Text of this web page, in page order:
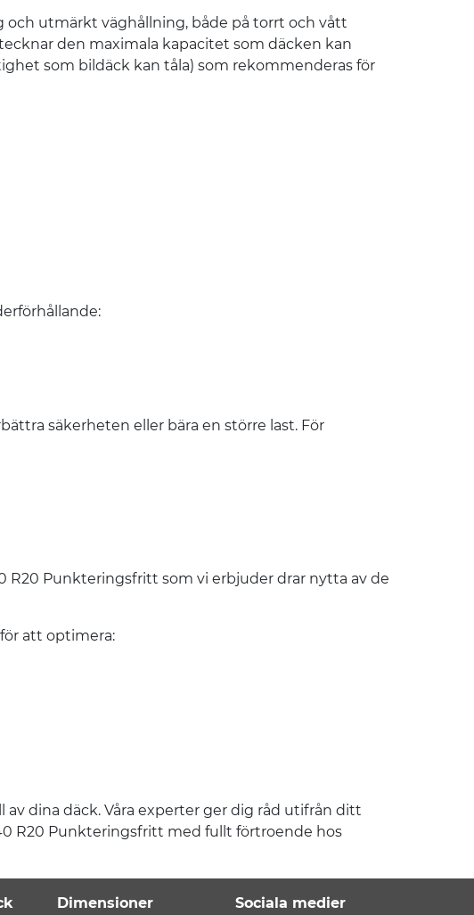
utmärkt väghållning, både på torrt och vått
den maximala kapacitet som däcken kan
som bildäck kan tåla) som rekommenderas för
säkerheten eller bära en större last. För
R20 Punkteringsfritt som vi erbjuder drar nytta av de
att optimera:
dina däck. Våra experter ger dig råd utifrån ditt
R20 Punkteringsfritt med fullt förtroende hos
Dimensioner Sociala medier